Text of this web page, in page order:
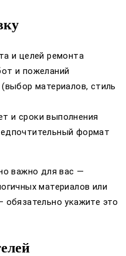
и целей ремонта
и пожеланий
материалов, стиль
и сроки выполнения
формат
важно для вас —
материалов или
обязательно укажите это